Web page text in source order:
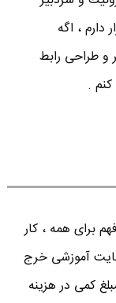
دارم ، اگه
و طراحی رابط
.
برای همه ، کار
آموزشی خرج
کمی در هزینه